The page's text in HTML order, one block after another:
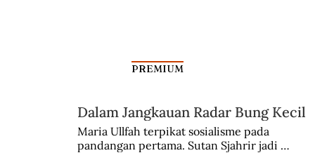
Memadu Perempuan dalam Budaya
PREMIUM
Dalam Jangkauan Radar Bung Kecil
Maria Ullfah terpikat sosialisme pada
pandangan pertama. Sutan Sjahrir jadi